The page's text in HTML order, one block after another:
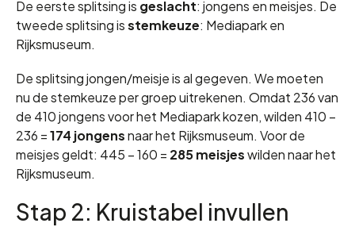
De eerste splitsing is geslacht: jongens en meisjes. De
tweede splitsing isstemkeuze: Mediapark en
Rijksmuseum.
De splitsing jongen/meisje is al gegeven. We moeten
nu de stemkeuze per groep uitrekenen. Omdat 236 van
de 410 jongens voor het Mediapark kozen, wilden 410 −
236 =174 jongensnaar het Rijksmuseum. Voor de
meisjes geldt: 445 − 160 = 285 meisjeswilden naar het
Rijksmuseum.
Stap 2: Kruistabel invullen